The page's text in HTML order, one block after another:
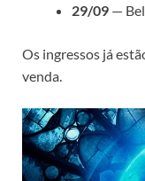
29/09 —
Os ingressos já
venda.